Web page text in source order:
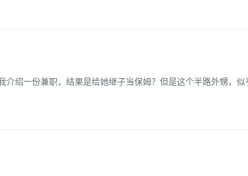
介绍一份兼职，结果是给她继子当保姆？但是这个半路外甥，